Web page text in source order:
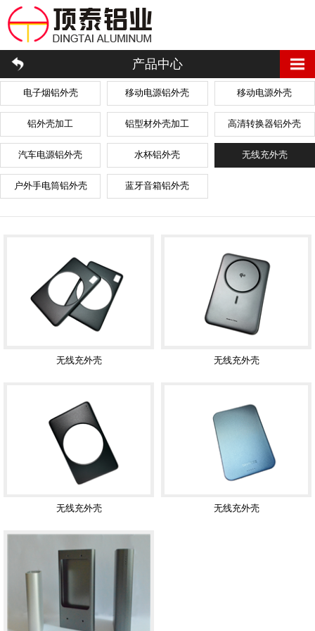
产品中心
电子烟铝外壳 移动电源铝外壳 移动电源外壳
铝外壳加工 铝型材外壳加工 高清转换器铝外壳
汽车电源铝外壳 水杯铝外壳 无线充外壳
户外手电筒铝外壳 蓝牙音箱铝外壳
无线充外壳 无线充外壳
无线充外壳 无线充外壳